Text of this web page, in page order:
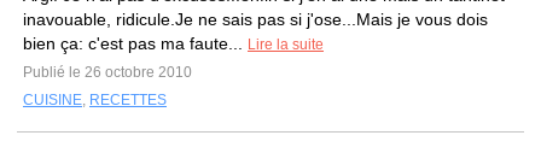
inavouable, ridicule.Je ne sais pas si j'ose...Mais je vous dois
bien ça: c'est pas ma faute...
Lire la suite
Publié le 26 octobre 2010
CUISINE, RECETTES